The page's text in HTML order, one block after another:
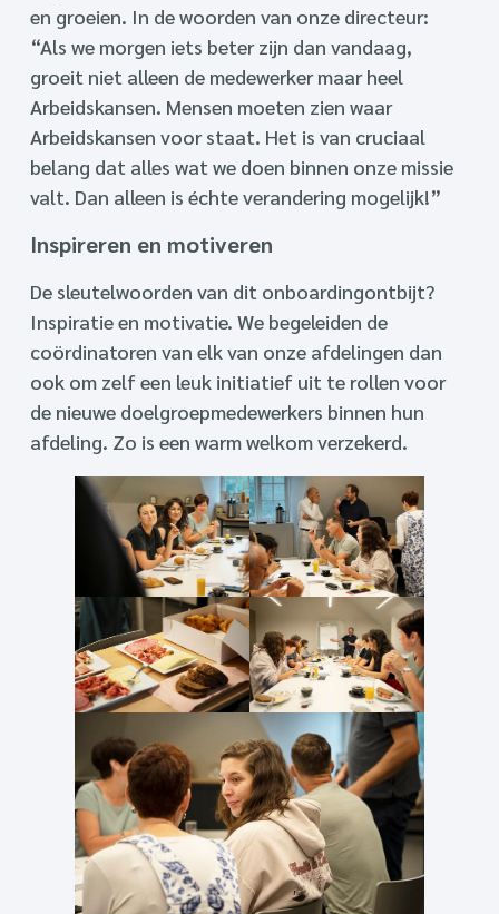
en groeien. In de woorden van onze directeur:
“Als we morgen iets beter zijn dan vandaag,
groeit niet alleen de medewerker maar heel
Arbeidskansen. Mensen moeten zien waar
Arbeidskansen voor staat. Het is van cruciaal
belang dat alles wat we doen binnen onze missie
valt. Dan alleen is échte verandering mogelijk!”
Inspireren en motiveren
De sleutelwoorden van dit onboardingontbijt?
Inspiratie en motivatie. We begeleiden de
coördinatoren van elk van onze afdelingen dan
ook om zelf een leuk initiatief uit te rollen voor
de nieuwe doelgroepmedewerkers binnen hun
afdeling. Zo is een warm welkom verzekerd.